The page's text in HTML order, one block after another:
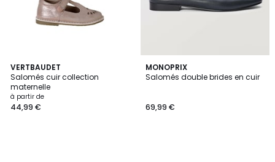
VERTBAUDET
Salomés cuir collection
maternelle
à partir de
44,99 €
MONOPRIX
Salomés double brides en cuir
69,99 €